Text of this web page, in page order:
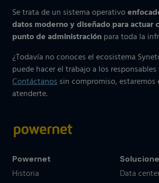
Se trata de un sistema operativo
datos moderno y diseñado para actuar
punto de administraciónpara toda la
¿Todavía no conoces el ecosistema
puede hacer el trabajo a los responsables
Contáctanossin compromiso,
atenderte.
Powernet
Historia
Data